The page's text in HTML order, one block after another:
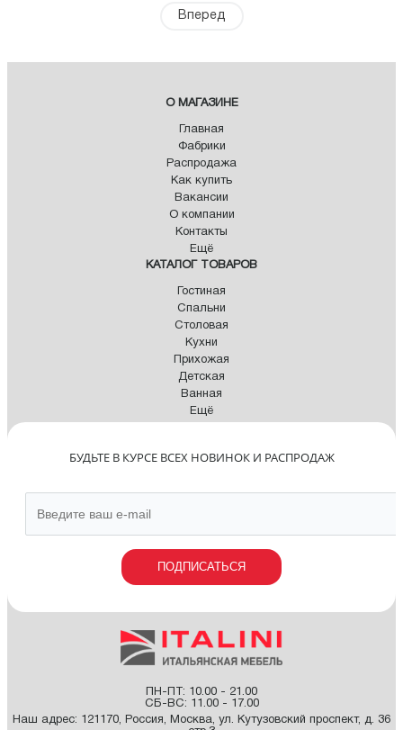
Вперед
О МАГАЗИНЕ
Главная
Фабрики
Распродажа
Как купить
Вакансии
О компании
Контакты
Ещё
КАТАЛОГ ТОВАРОВ
Гостиная
Спальни
Столовая
Кухни
Прихожая
Детская
Ванная
Ещё
БУДЬТЕ В КУРСЕ ВСЕХ НОВИНОК И РАСПРОДАЖ
ПОДПИСАТЬСЯ
ПН-ПТ: 10.00 - 21.00
СБ-ВС: 11.00 - 17.00
Наш адрес: 121170, Россия, Москва, ул. Кутузовский проспект, д. 36